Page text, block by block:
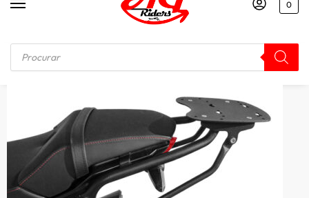
0
Início / SUPORTE DE BAU Suporte Baú Superior Honda Cb1000R 2019+ Scam Spto507